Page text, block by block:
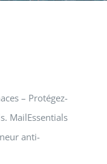
– Protégez-
MailEssentials
anti-